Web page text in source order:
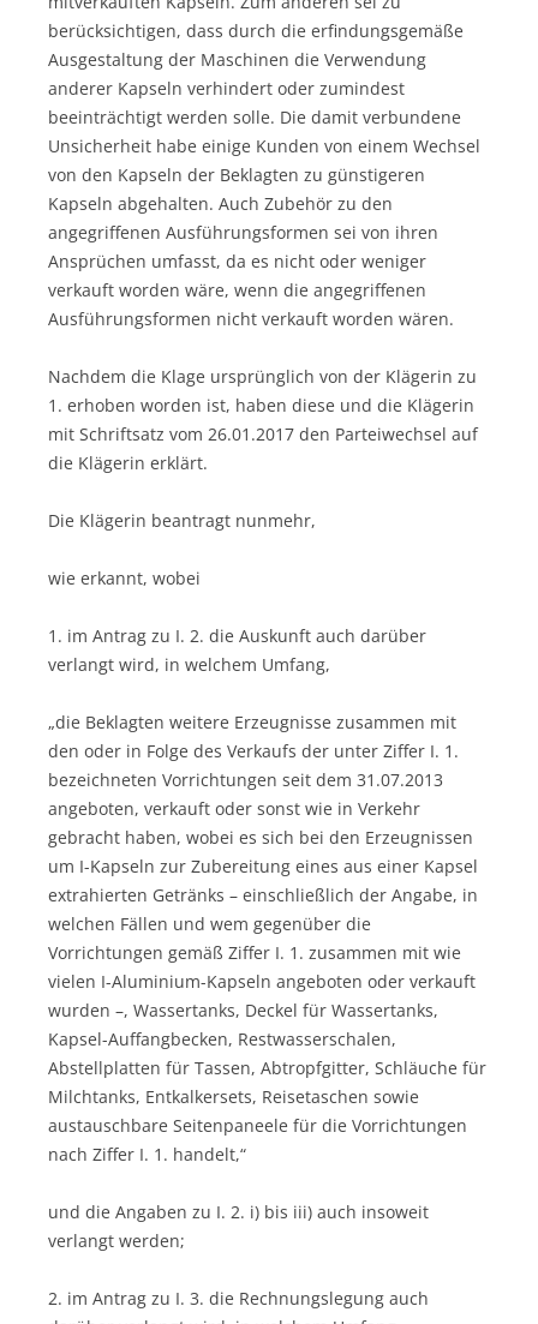
berücksichtigen, dass durch die erfindungsgemäße
Ausgestaltung der Maschinen die Verwendung
anderer Kapseln verhindert oder zumindest
beeinträchtigt werden solle. Die damit verbundene
Unsicherheit habe einige Kunden von einem Wechsel
von den Kapseln der Beklagten zu günstigeren
Kapseln abgehalten. Auch Zubehör zu den
angegriffenen Ausführungsformen sei von ihren
Ansprüchen umfasst, da es nicht oder weniger
verkauft worden wäre, wenn die angegriffenen
Ausführungsformen nicht verkauft worden wären.
Nachdem die Klage ursprünglich von der Klägerin zu
1. erhoben worden ist, haben diese und die Klägerin
mit Schriftsatz vom 26.01.2017 den Parteiwechsel auf
die Klägerin erklärt.
Die Klägerin beantragt nunmehr,
wie erkannt, wobei
1. im Antrag zu I. 2. die Auskunft auch darüber
verlangt wird, in welchem Umfang,
„die Beklagten weitere Erzeugnisse zusammen mit
den oder in Folge des Verkaufs der unter Ziffer I. 1.
bezeichneten Vorrichtungen seit dem 31.07.2013
angeboten, verkauft oder sonst wie in Verkehr
gebracht haben, wobei es sich bei den Erzeugnissen
um I-Kapseln zur Zubereitung eines aus einer Kapsel
extrahierten Getränks – einschließlich der Angabe, in
welchen Fällen und wem gegenüber die
Vorrichtungen gemäß Ziffer I. 1. zusammen mit wie
vielen I-Aluminium-Kapseln angeboten oder verkauft
wurden –, Wassertanks, Deckel für Wassertanks,
Kapsel-Auffangbecken, Restwasserschalen,
Abstellplatten für Tassen, Abtropfgitter, Schläuche für
Milchtanks, Entkalkersets, Reisetaschen sowie
austauschbare Seitenpaneele für die Vorrichtungen
nach Ziffer I. 1. handelt,“
und die Angaben zu I. 2. i) bis iii) auch insoweit
verlangt werden;
2. im Antrag zu I. 3. die Rechnungslegung auch